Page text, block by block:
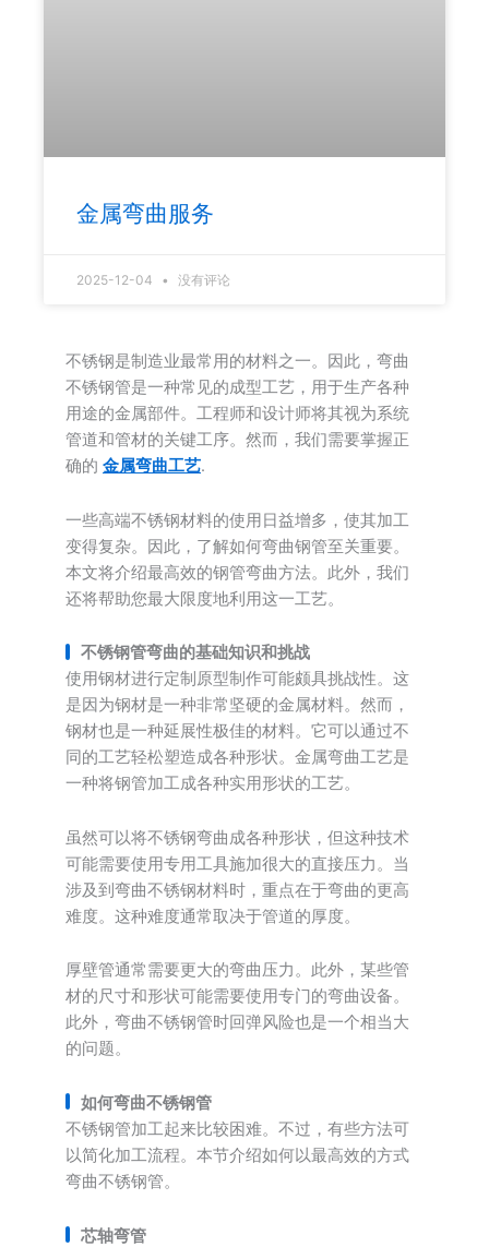
金属弯曲服务
2025-12-04 没有评论
不锈钢是制造业最常用的材料之一。因此，弯曲
不锈钢管是一种常见的成型工艺，用于生产各种
用途的金属部件。工程师和设计师将其视为系统
管道和管材的关键工序。然而，我们需要掌握正
确的 金属弯曲工艺.
一些高端不锈钢材料的使用日益增多，使其加工
变得复杂。因此，了解如何弯曲钢管至关重要。
本文将介绍最高效的钢管弯曲方法。此外，我们
还将帮助您最大限度地利用这一工艺。
不锈钢管弯曲的基础知识和挑战
使用钢材进行定制原型制作可能颇具挑战性。这
是因为钢材是一种非常坚硬的金属材料。然而，
钢材也是一种延展性极佳的材料。它可以通过不
同的工艺轻松塑造成各种形状。金属弯曲工艺是
一种将钢管加工成各种实用形状的工艺。
虽然可以将不锈钢弯曲成各种形状，但这种技术
可能需要使用专用工具施加很大的直接压力。当
涉及到弯曲不锈钢材料时，重点在于弯曲的更高
难度。这种难度通常取决于管道的厚度。
厚壁管通常需要更大的弯曲压力。此外，某些管
材的尺寸和形状可能需要使用专门的弯曲设备。
此外，弯曲不锈钢管时回弹风险也是一个相当大
的问题。
如何弯曲不锈钢管
不锈钢管加工起来比较困难。不过，有些方法可
以简化加工流程。本节介绍如何以最高效的方式
弯曲不锈钢管。
芯轴弯管